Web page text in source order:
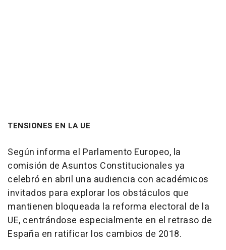
TENSIONES EN LA UE
Según informa el Parlamento Europeo, la
comisión de Asuntos Constitucionales ya
celebró en abril una audiencia con académicos
invitados para explorar los obstáculos que
mantienen bloqueada la reforma electoral de la
UE, centrándose especialmente en el retraso de
España en ratificar los cambios de 2018.